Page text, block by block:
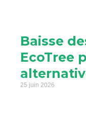
Baisse
EcoTree
25 juin 2026